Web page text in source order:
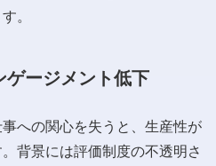
。
ゲージメント低下
への関心を失うと、生産性が
背景には評価制度の不透明さ